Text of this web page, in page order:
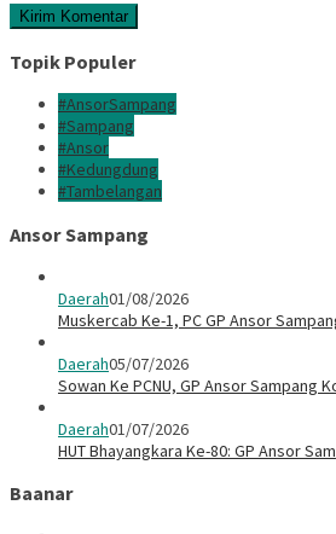
Topik Populer
#AnsorSampang
#Sampang
#Ansor
#Kedungdung
#Tambelangan
Ansor Sampang
Daerah01/08/2026
Muskercab Ke-1, PC GP Ansor
Daerah05/07/2026
Sowan Ke PCNU, GP Ansor Sampang
Daerah01/07/2026
HUT Bhayangkara Ke-80: GP Ansor
Baanar